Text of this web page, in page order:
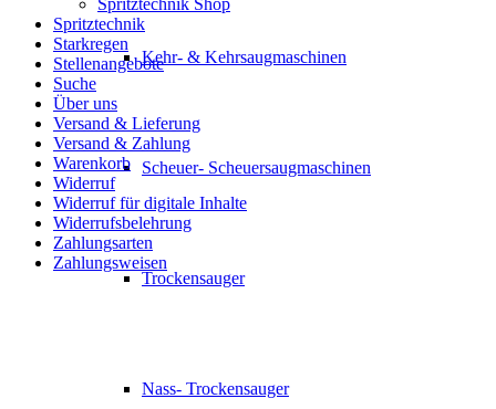
Kehr- & Kehrsaugmaschinen
Scheuer- Scheuersaugmaschinen
Trockensauger
Nass- Trockensauger
Spritztechnik
Starkregen
Stellenangebote
Suche
Über uns
Versand & Lieferung
Versand & Zahlung
Warenkorb
Widerruf
Widerruf für digitale Inhalte
Widerrufsbelehrung
Zahlungsarten
Zahlungsweisen